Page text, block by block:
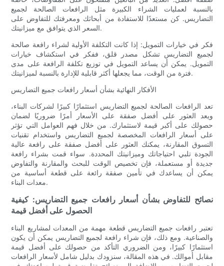
بالنسبة لعمليات الشراء الكبيرة مثل الرافعات الصالحة لجميع
التضاريس. كن مستعدًا للاستفادة من أبحاثك ومعرفتك للتفاوض على
السعر الذي يتوافق مع ميزانيتك.
فكر في خيارات التمويل: إذا كانت التكلفة الأولية لشراء رافعة صالحة
لجميع التضاريس تشكل مصدر قلق، ففكر في استكشاف خيارات
التمويل. يمكن أن يساعد التمويل في توزيع تكلفة الرافعة على مدى
فترة من الوقت، مما يجعلها أكثر قابلية للإدارة بالنسبة لميزانيتك.
الأفكار النهائية بشأن أسعار رافعات جميع التضاريس
تعد الرافعات الصالحة لجميع التضاريس استثمارًا كبيرًا لشركات البناء،
ويعد العثور على أفضل صفقة على الأسعار أمرًا ضروريًا لضمان
حصولك على أكبر قيمة لاستثمارك. من خلال فهم العوامل التي تؤثر
على أسعار الرافعات المخصصة لجميع التضاريس واستخدام تقنيات
التسوق المقارنة، يمكنك العثور على أفضل صفقة على رافعة عالية
الجودة تلبي احتياجاتك وميزانيتك المحددة. سواء قمت بشراء رافعة
جديدة أو مستعملة، فإن تخصيص الوقت للبحث والمقارنة والتفاوض
يمكن أن يساعدك في تأمين صفقة رائعة على قطعة أساسية من
معدات البناء.
نصائح للتفاوض بشأن أسعار رافعات جميع التضاريس: كيفية
الحصول على أفضل قيمة
تعتبر رافعات جميع التضاريس قطعة مهمة من المعدات لمشاريع البناء
والصناعية. ومع ذلك، فإن شراء رافعة لجميع التضاريس يمكن أن يكون
استثمارًا كبيرًا، ومن الضروري التأكد من حصولك على أفضل قيمة
مقابل أموالك. في هذه المقالة، سنزودك بدليل شامل لأسعار الرافعات